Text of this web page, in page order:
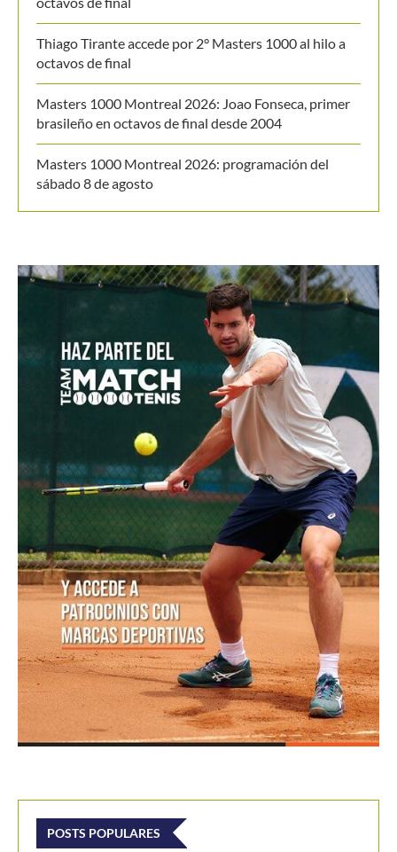
octavos de final
Thiago Tirante accede por 2° Masters 1000 al hilo a
octavos de final
Masters 1000 Montreal 2026: Joao Fonseca, primer
brasileño en octavos de final desde 2004
Masters 1000 Montreal 2026: programación del
sábado 8 de agosto
POSTS POPULARES